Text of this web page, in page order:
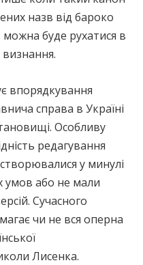
назв від бароко
можна буде рухатися в
впорядкування
справа в Україні
Особливу
редагування
у минулі
умов або не мали
Сучасного
чи не вся оперна
Лисенка.